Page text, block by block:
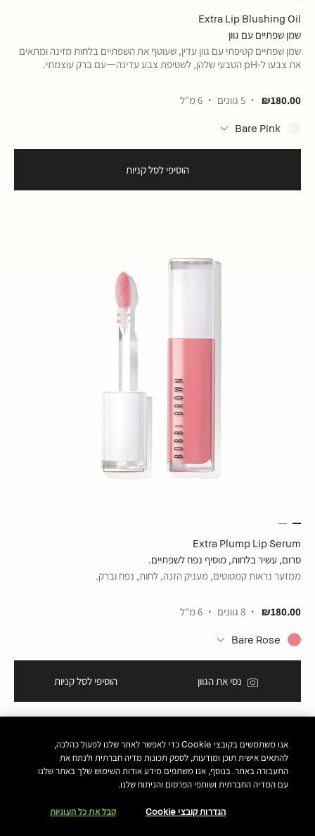
Extra Lip Blushing Oil
שמן שפתיים עם גוון
שמן שפתיים קטיפתי עם גוון עדין, שעוטף את השפתיים בלחות מזינה ומתאים
את צבעו ל‑pH הטבעי שלהן, לשטיפת צבע עדינה—עם ברק עוצמתי.
₪180.00 5 גוונים 6 מ"ל
Bare Pink
הוסיפי לסל קניות
Extra Plump Lip Serum
סרום, עשיר בלחות, מוסיף נפח לשפתיים.
ממזער נראות קמטוטים, מעניק הזנה, לחות, נפח וברק.
₪180.00 8 גוונים 6 מ"ל
Bare Rose
נסי את הגוון הוסיפי לסל קניות
אנו משתמשים בקובצי Cookie כדי לאפשר לאתר שלנו לפעול כהלכה,
להתאים אישית תוכן ומודעות, לספק תכונות מדיה חברתית ולנתח את
התעבורה באתר. בנוסף, אנו משתפים מידע אודות השימוש שלך באתר שלנו
עם המדיה החברתית ושותפי הפרסום והניתוח שלנו.
הגדרות קובצי Cookie קבל את כל העוגיות